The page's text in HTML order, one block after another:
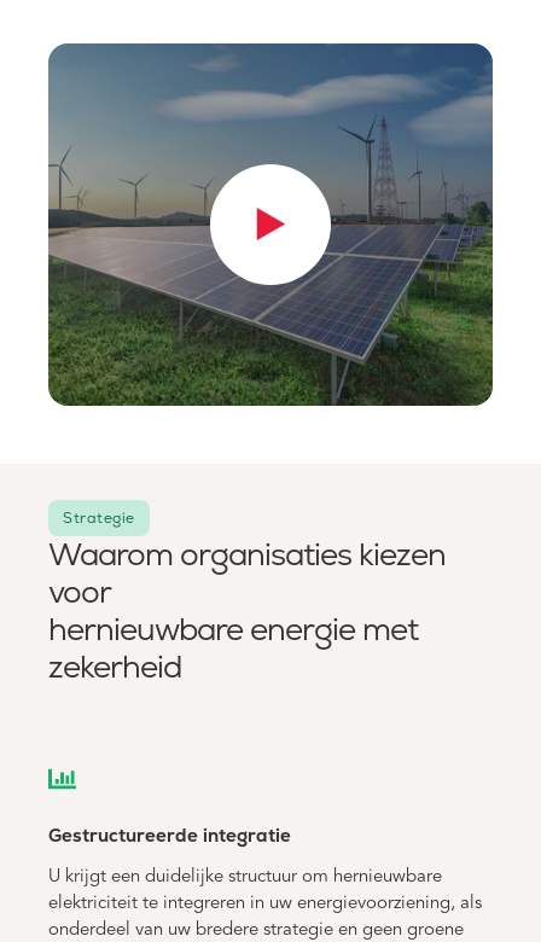
Strategie
Waarom organisaties kiezen
voor
hernieuwbare energie met
zekerheid
Gestructureerde integratie
U krijgt een duidelijke structuur om hernieuwbare
elektriciteit te integreren in uw energievoorziening, als
onderdeel van uw bredere strategie en geen groene